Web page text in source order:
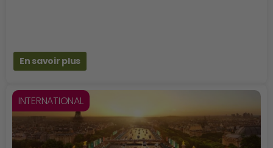
En savoir plus
INTERNATIONAL